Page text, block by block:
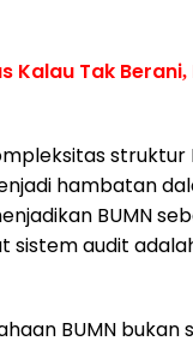
Tak Berani,
struktur
hambatan
BUMN
audit
BUMN bukan